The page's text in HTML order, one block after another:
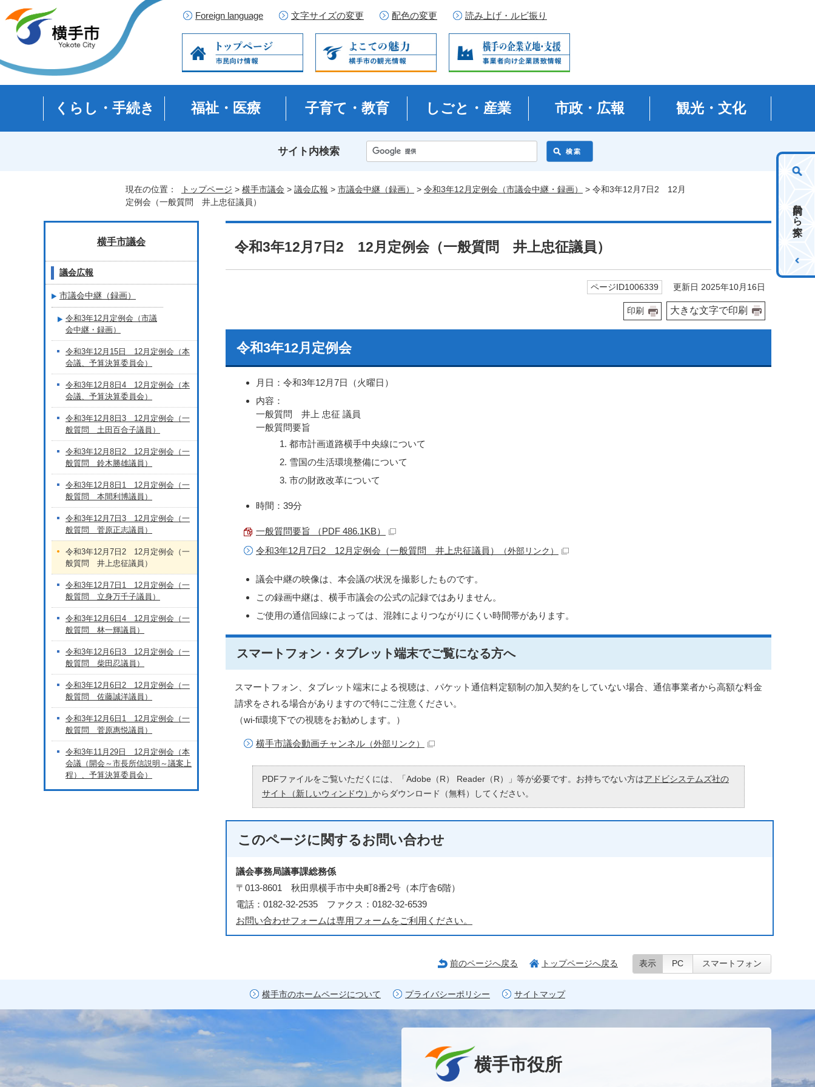
Foreign language 文字サイズの変更 配色の変更 読み上げ・ルビ振り
くらし・手続き 福祉・医療 子育て・教育 しごと・産業 市政・広報 観光・文化
サイト内検索
目的から探す
現在の位置： トップページ > 横手市議会 > 議会広報 > 市議会中継（録画） > 令和3年12月定例会（市議会中継・録画）
> 令和3年12月7日2 12月
定例会（一般質問 井上忠征議員）
令和3年12月7日2 12月定例会（一般質問 井上忠征議員）
ページID1006339 更新日 2025年10月16日
印刷 大きな文字で印刷
令和3年12月定例会
月日：令和3年12月7日（火曜日）
内容：
一般質問 井上 忠征 議員
一般質問要旨
都市計画道路横手中央線について
雪国の生活環境整備について
市の財政改革について
時間：39分
一般質問要旨 （PDF 486.1KB）
令和3年12月7日2 12月定例会（一般質問 井上忠征議員）
（外部リンク）
議会中継の映像は、本会議の状況を撮影したものです。
この録画中継は、横手市議会の公式の記録ではありません。
ご使用の通信回線によっては、混雑によりつながりにくい時間帯があります。
スマートフォン・タブレット端末でご覧になる方へ
スマートフォン、タブレット端末による視聴は、パケット通信料定額制の加入契約をしていない場合、通信事業者から高額な料金
請求をされる場合がありますので特にご注意ください。
（wi-fi環境下での視聴をお勧めします。）
横手市議会動画チャンネル （外部リンク）
PDFファイルをご覧いただくには、「Adobe（R） Reader（R）」等が必要です。お持ちでない方はアドビシステムズ社の
サイト（新しいウィンドウ） からダウンロード（無料）してください。
このページに関するお問い合わせ
議会事務局議事課総務係
〒013-8601 秋田県横手市中央町8番2号（本庁舎6階）
電話：0182-32-2535 ファクス：0182-32-6539
お問い合わせフォームは専用フォームをご利用ください。
横手市議会
議会広報
市議会中継（録画）
令和3年12月定例会（市議
会中継・録画）
令和3年12月15日 12月定例会（本
会議、予算決算委員会）
令和3年12月8日4 12月定例会（本
会議、予算決算委員会）
令和3年12月8日3 12月定例会（一
般質問 土田百合子議員）
令和3年12月8日2 12月定例会（一
般質問 鈴木勝雄議員）
令和3年12月8日1 12月定例会（一
般質問 本間利博議員）
令和3年12月7日3 12月定例会（一
般質問 菅原正志議員）
令和3年12月7日2 12月定例会（一
般質問 井上忠征議員）
令和3年12月7日1 12月定例会（一
般質問 立身万千子議員）
令和3年12月6日4 12月定例会（一
般質問 林一輝議員）
令和3年12月6日3 12月定例会（一
般質問 柴田忍議員）
令和3年12月6日2 12月定例会（一
般質問 佐藤誠洋議員）
令和3年12月6日1 12月定例会（一
般質問 菅原惠悦議員）
令和3年11月29日 12月定例会（本
会議（開会～市長所信説明～議案上
程）、予算決算委員会）
前のページへ戻る トップページへ戻る 表示 PC スマートフォン
横手市のホームページについて プライバシーポリシー サイトマップ
横手市役所